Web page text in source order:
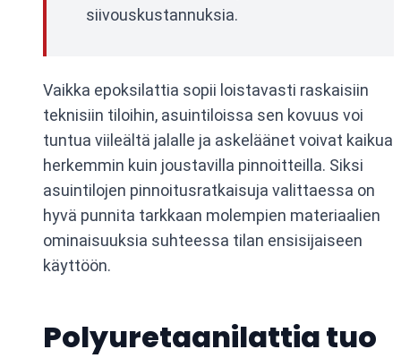
siivouskustannuksia.
Vaikka epoksilattia sopii loistavasti raskaisiin
teknisiin tiloihin, asuintiloissa sen kovuus voi
tuntua viileältä jalalle ja askeläänet voivat kaikua
herkemmin kuin joustavilla pinnoitteilla. Siksi
asuintilojen pinnoitusratkaisuja valittaessa on
hyvä punnita tarkkaan molempien materiaalien
ominaisuuksia suhteessa tilan ensisijaiseen
käyttöön.
Polyuretaanilattia tuo